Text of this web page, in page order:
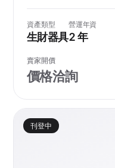
資產類型
生財器具
營運年資
2 年
賣家開價
價格洽詢
刊登中